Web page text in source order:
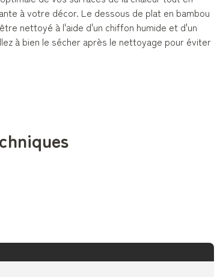
à votre décor. Le dessous de plat en bambou
nettoyé à l'aide d'un chiffon humide et d'un
à bien le sécher après le nettoyage pour éviter